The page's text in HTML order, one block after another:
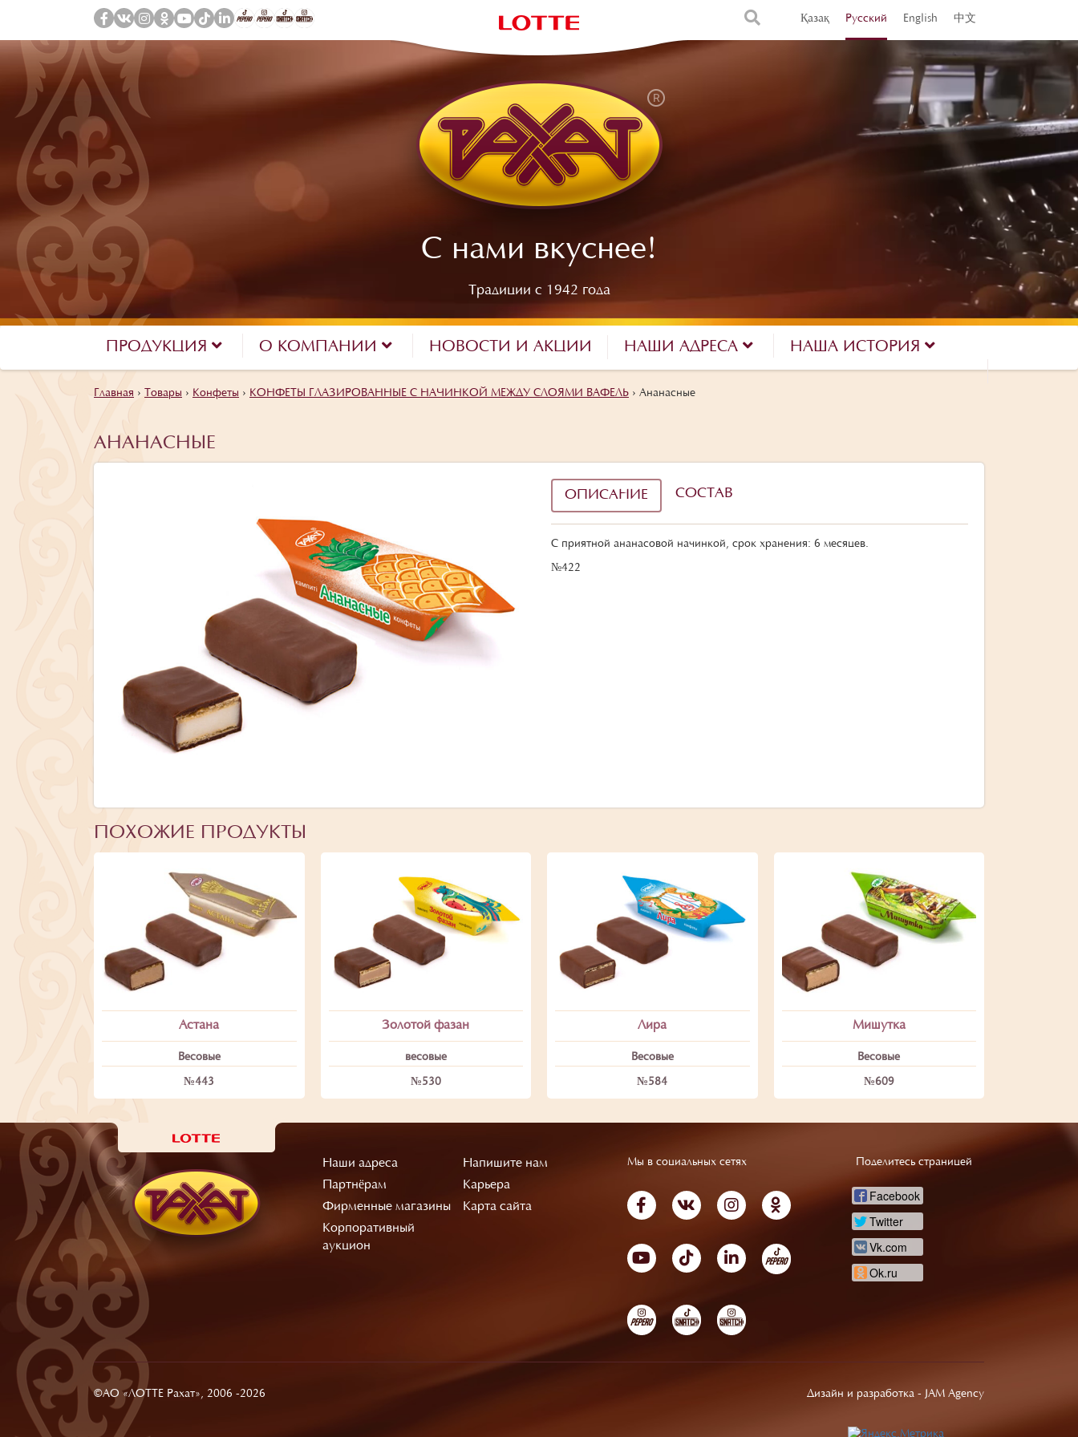
Қазақ Русский English 中文
С нами вкуснее!
Традиции с 1942 года
ПРОДУКЦИЯ О КОМПАНИИ НОВОСТИ И АКЦИИ НАШИ АДРЕСА НАША ИСТОРИЯ
Главная › Товары › Конфеты › КОНФЕТЫ ГЛАЗИРОВАННЫЕ С НАЧИНКОЙ МЕЖДУ СЛОЯМИ ВАФЕЛЬ › Ананасные
АНАНАСНЫЕ
ОПИСАНИЕ СОСТАВ
С приятной ананасовой начинкой, срок хранения: 6 месяцев.
№422
ПОХОЖИЕ ПРОДУКТЫ
Астана
Весовые
№443
Золотой фазан
весовые
№530
Лира
Весовые
№584
Мишутка
Весовые
№609
Наши адреса
Напишите нам
Партнёрам
Карьера
Фирменные магазины
Карта сайта
Корпоративный
аукцион
Мы в социальных сетях Поделитесь страницей
Facebook
Twitter
Vk.com
Ok.ru
©АО «ЛОТТЕ Рахат», 2006 -2026 Дизайн и разработка - JAM Agency